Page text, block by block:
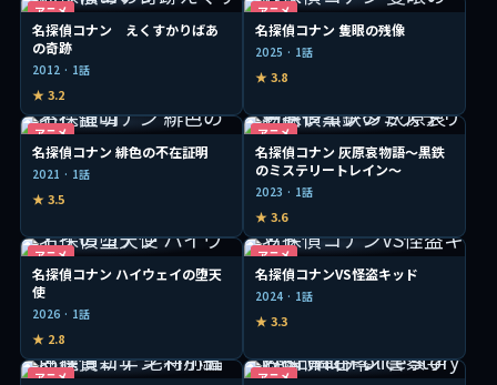
アニメ
名探偵コナン えくすかりばあ
の奇跡
2012 · 1話
★ 3.2
アニメ
名探偵コナン 隻眼の残像
2025 · 1話
★ 3.8
アニメ
名探偵コナン 緋色の不在証明
2021 · 1話
★ 3.5
アニメ
名探偵コナン 灰原哀物語～黒鉄
のミステリートレイン～
2023 · 1話
★ 3.6
アニメ
名探偵コナン ハイウェイの堕天
使
2026 · 1話
★ 2.8
アニメ
名探偵コナンVS怪盗キッド
2024 · 1話
★ 3.3
アニメ アニメ